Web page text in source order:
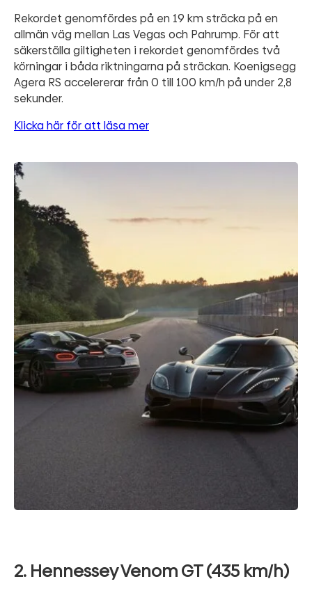
Rekordet genomfördes på en 19 km sträcka på en
allmän väg mellan Las Vegas och Pahrump. För att
säkerställa giltigheten i rekordet genomfördes två
körningar i båda riktningarna på sträckan. Koenigsegg
Agera RS accelererar från 0 till 100 km/h på under 2,8
sekunder.
Klicka här för att läsa mer
2. Hennessey Venom GT (435 km/h)